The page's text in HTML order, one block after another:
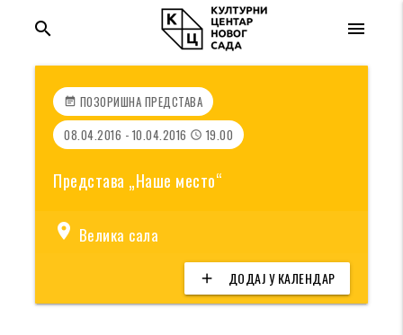
menu
search
event_note ПОЗОРИШНА ПРЕДСТАВА
08.04.2016 - 10.04.2016 access_time 19.00
Представа „Наше место“
location_on Велика сала
add ДОДАЈ У КАЛЕНДАР